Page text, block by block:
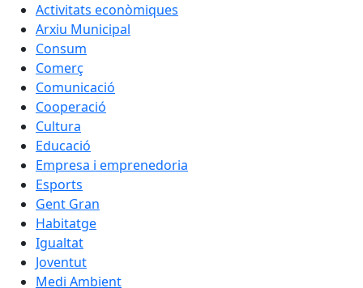
Activitats econòmiques
Arxiu Municipal
Consum
Comerç
Comunicació
Cooperació
Cultura
Educació
Empresa i emprenedoria
Esports
Gent Gran
Habitatge
Igualtat
Joventut
Medi Ambient